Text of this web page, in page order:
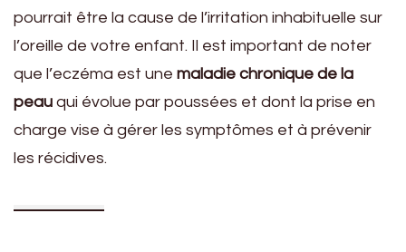
pourrait être la cause de l’irritation inhabituelle sur
l’oreille de votre enfant. Il est important de noter
que l’eczéma est une maladie chronique de la
peau qui évolue par poussées et dont la prise en
charge vise à gérer les symptômes et à prévenir
les récidives.